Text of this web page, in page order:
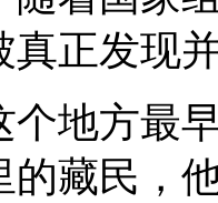
真正发现
个地方最
的藏民，